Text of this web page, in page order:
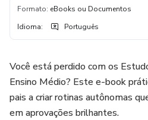
Formato: eBooks ou Documentos
Idioma: Português
Você está perdido com os
Ensino Médio? Este e-book
pais a criar rotinas autônomas
em aprovações brilhantes.